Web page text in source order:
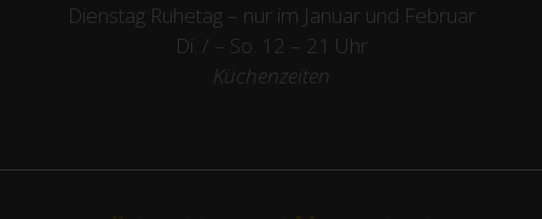
Dienstag Ruhetag – nur im Januar und Februar
Di. / – So. 12 – 21 Uhr
Küchenzeiten